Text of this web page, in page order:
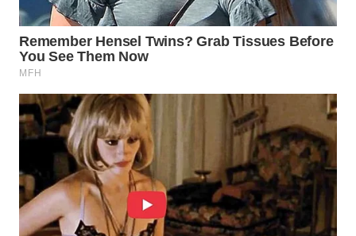
MADURA
WN
SURABAYA
WN
WN
BINTAN